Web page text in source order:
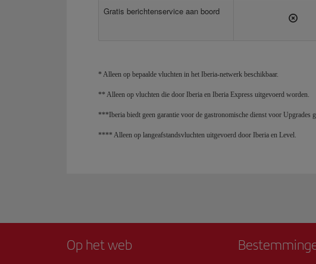
Gratis berichtenservice aan boord
* Alleen op bepaalde vluchten in het Iberia-netwerk beschikbaar.
** Alleen op vluchten die door Iberia en Iberia Express uitgevoerd worden.
***Iberia biedt geen garantie voor de gastronomische dienst voor Upgrades
**** Alleen op langeafstandsvluchten uitgevoerd door Iberia en Level.
Op het web